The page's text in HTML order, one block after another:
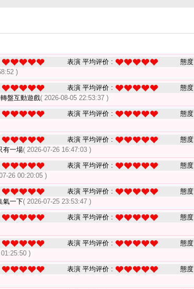
表演 平均评价 :
態
)
表演 平均评价 :
態
盤互動遊戲( 2026-08-05 22:53:37 )
表演 平均评价 :
態
表演 平均评价 :
態
有一場( 2026-07-26 16:47:03 )
表演 平均评价 :
態
26 00:20:05 )
表演 平均评价 :
態
氣一下( 2026-07-25 23:53:47 )
表演 平均评价 :
態
表演 平均评价 :
態
)
表演 平均评价 :
態